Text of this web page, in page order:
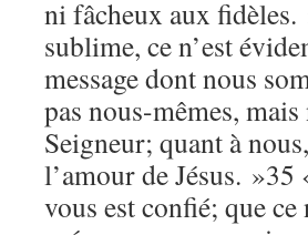
ni fâcheux aux fidèles.
sublime, ce n’est
message dont nous
pas nous-mêmes,
Seigneur; quant à
l’amour de Jésus.
vous est confié; que